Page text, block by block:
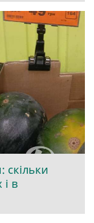
скільки
в